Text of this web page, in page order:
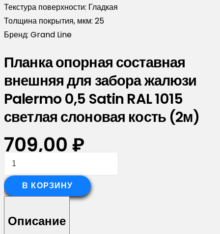
Текстура поверхности: Гладкая
Толщина покрытия, мкм: 25
Бренд: Grand Line
Планка опорная составная
внешняя для забора жалюзи
Palermo 0,5 Satin RAL 1015
светлая слоновая кость (2м)
709,00 ₽
Количество
Планка
опорная
внешняя
В КОРЗИНУ
Описание